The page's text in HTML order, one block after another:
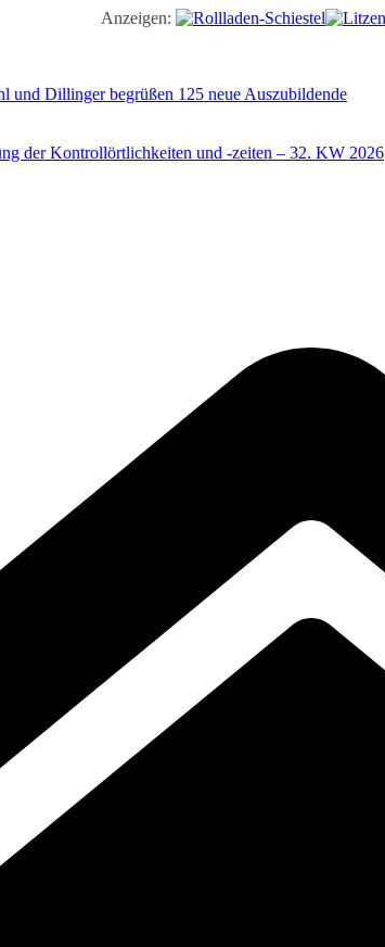
Anzeigen:
und Dillinger begrüßen 125 neue Auszubildende
der Kontrollörtlichkeiten und -zeiten – 32. KW 2026